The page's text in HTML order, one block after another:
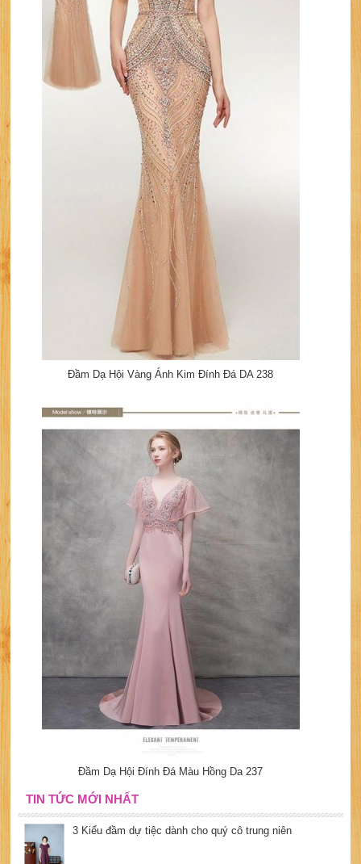
Đầm Dạ Hội Vàng Ánh Kim Đính Đá DA 238
Đầm Dạ Hội Đính Đá Màu Hồng Da 237
TIN TỨC MỚI NHẤT
3 Kiểu đầm dự tiệc dành cho quý cô trung niên